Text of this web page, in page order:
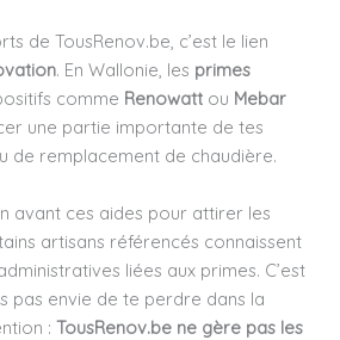
de TousRenov.be, c’est le lien
. En Wallonie, les primes
comme Renowatt ou Mebar
une partie importante de tes
de remplacement de chaudière.
avant ces aides pour attirer les
artisans référencés connaissent
liées aux primes. C’est
pas envie de te perdre dans la
:TousRenov.be ne gère pas les